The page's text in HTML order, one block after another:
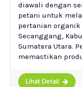
diawali dengan
petani untuk
pertanian organik
Secanggang,
Sumatera Utara.
memastikan
Lihat Detail